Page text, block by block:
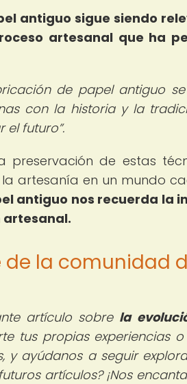
antiguo sigue siendo
artesanal que ha
de papel antiguo
con la historia y la
el futuro .
preservación de estas
artesanía en un mundo
antiguo nos recuerda la
artesanal.
de la comunidad
artículo sobre la
tus propias experiencias
y ayúdanos a seguir
artículos? ¡Nos